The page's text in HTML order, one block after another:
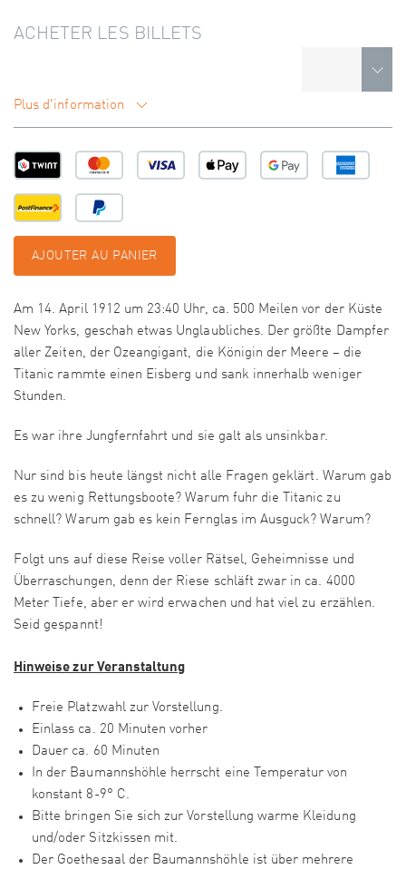
ACHETER LES BILLETS
Plus d'information
AJOUTER AU PANIER
Am 14. April 1912 um 23:40 Uhr, ca. 500 Meilen vor der Küste
New Yorks, geschah etwas Unglaubliches. Der größte Dampfer
aller Zeiten, der Ozeangigant, die Königin der Meere – die
Titanic rammte einen Eisberg und sank innerhalb weniger
Stunden.
Es war ihre Jungfernfahrt und sie galt als unsinkbar.
Nur sind bis heute längst nicht alle Fragen geklärt. Warum gab
es zu wenig Rettungsboote? Warum fuhr die Titanic zu
schnell? Warum gab es kein Fernglas im Ausguck? Warum?
Folgt uns auf diese Reise voller Rätsel, Geheimnisse und
Überraschungen, denn der Riese schläft zwar in ca. 4000
Meter Tiefe, aber er wird erwachen und hat viel zu erzählen.
Seid gespannt!
Hinweise zur Veranstaltung
Freie Platzwahl zur Vorstellung.
Einlass ca. 20 Minuten vorher
Dauer ca. 60 Minuten
In der Baumannshöhle herrscht eine Temperatur von
konstant 8-9° C.
Bitte bringen Sie sich zur Vorstellung warme Kleidung
und/oder Sitzkissen mit.
Der Goethesaal der Baumannshöhle ist über mehrere